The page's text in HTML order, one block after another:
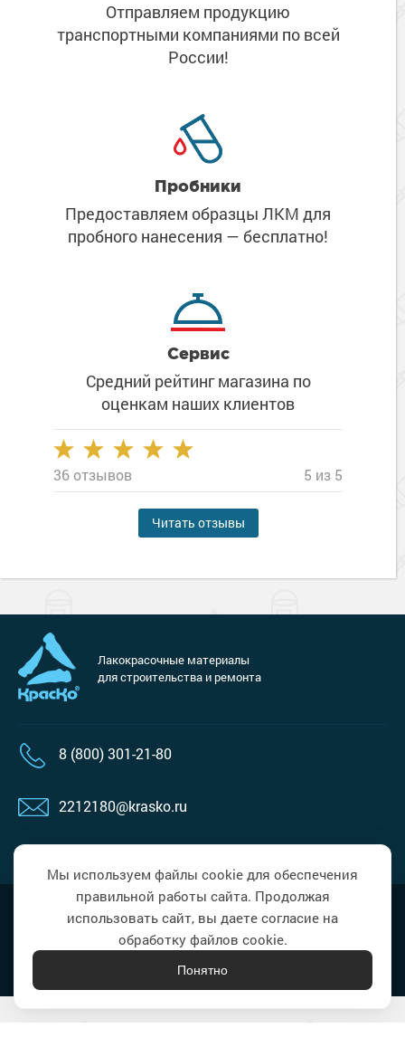
Отправляем продукцию
транспортными компаниями по всей
России!
Пробники
Предоставляем образцы ЛКМ для
пробного нанесения — бесплатно!
Сервис
Средний рейтинг магазина по
оценкам наших клиентов
36 отзывов 5 из 5
Читать отзывы
Лакокрасочные материалы
для строительства и ремонта
8 (800) 301-21-80
2212180@krasko.ru
Политика в области обработки
персональных данных
Мы используем файлы cookie для обеспечения
правильной работы сайта. Продолжая
использовать сайт, вы даете согласие на
обработку файлов cookie.
Понятно